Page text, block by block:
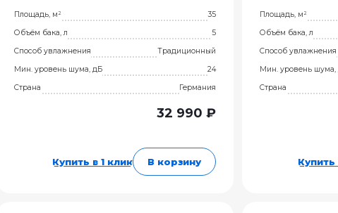
Площадь, м²
35
Объём бака, л
5
Способ увлажнения
Традиционный
Мин. уровень шума, дБ
24
Страна
Германия
32 990 ₽
Купить в 1 клик В корзину
Площадь, м²
Объём бака, л
Способ увлажнения
Мин. уровень шума,
Страна
Купить